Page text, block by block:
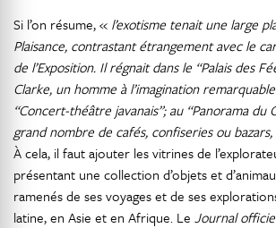
Si l’on résume, « l’exotisme tenait une large
Plaisance, contrastant étrangement avec le
de l’Exposition. Il régnait dans le “Palais des
Clarke, un homme à l’imagination
“Concert-théâtre javanais”; au “Panorama du
grand nombre de cafés, confiseries ou
À cela, il faut ajouter les vitrines de
présentant une collection d’objets et
ramenés de ses voyages et de ses
latine, en Asie et en Afrique. Le Journal